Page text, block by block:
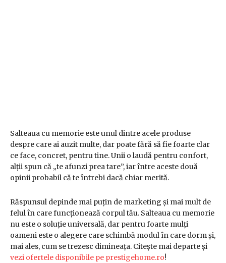
Salteaua cu memorie este unul dintre acele produse
despre care ai auzit multe, dar poate fără să fie foarte clar
ce face, concret, pentru tine. Unii o laudă pentru confort,
alții spun că „te afunzi prea tare”, iar între aceste două
opinii probabil că te întrebi dacă chiar merită.
Răspunsul depinde mai puțin de marketing și mai mult de
felul în care funcționează corpul tău. Salteaua cu memorie
nu este o soluție universală, dar pentru foarte mulți
oameni este o alegere care schimbă modul în care dorm și,
mai ales, cum se trezesc dimineața. Citește mai departe și
vezi ofertele disponibile pe prestigehome.ro!